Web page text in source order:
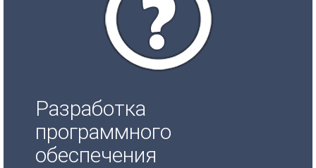
Разработка
программного
обеспечения